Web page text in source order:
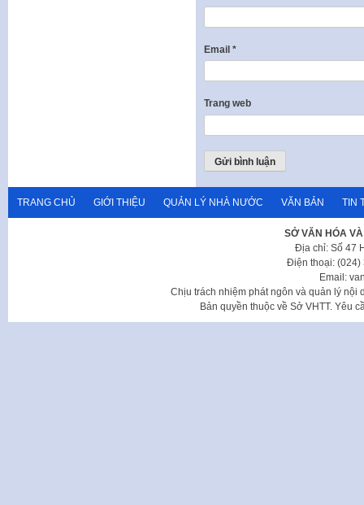
Email *
Trang web
TRANG CHỦ GIỚI THIỆU QUẢN LÝ NHÀ NƯỚC VĂN BẢN TIN
SỞ VĂN HÓA
Địa chỉ: Số 47
Điện thoại: (024)
Email:
Chịu trách nhiệm phát ngôn và quản lý nội
Bản quyền thuộc về Sở VHTT. Yêu